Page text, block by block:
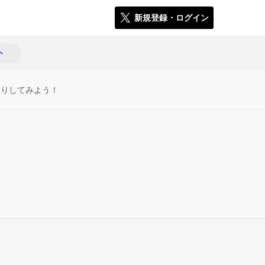
新規登録・ログイン
してみよう！